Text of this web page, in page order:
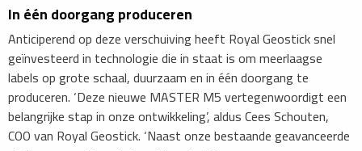
In één doorgang produceren
Anticiperend op deze verschuiving heeft Royal Geostick snel
geïnvesteerd in technologie die in staat is om meerlaagse
labels op grote schaal, duurzaam en in één doorgang te
produceren. ‘Deze nieuwe MASTER M5 vertegenwoordigt een
belangrijke stap in onze ontwikkeling’, aldus Cees Schouten,
COO van Royal Geostick. ‘Naast onze bestaande geavanceerde